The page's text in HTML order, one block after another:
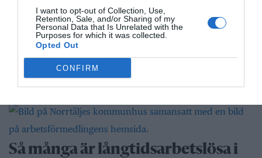
I want to opt-out of Collection, Use,
Retention, Sale, and/or Sharing of my
Personal Data that Is Unrelated with the
Purposes for which it was collected.
Opted Out
CONFIRM
”Vad händer på byn?” passerar 50
000 medlemmar
Näringsliv
Så många är långtidsarbetslösa i